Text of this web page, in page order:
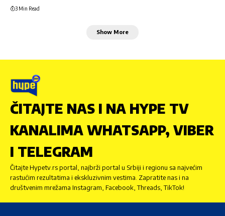
3 Min Read
Show More
ČITAJTE NAS I NA HYPE TV
KANALIMA WHATSAPP, VIBER
I TELEGRAM
Čitajte Hypetv.rs portal, najbrži portal u Srbiji i regionu sa najvećim
rastućim rezultatima i ekskluzivnim vestima. Zapratite nas i na
društvenim mrežama Instagram, Facebook, Threads, TikTok!